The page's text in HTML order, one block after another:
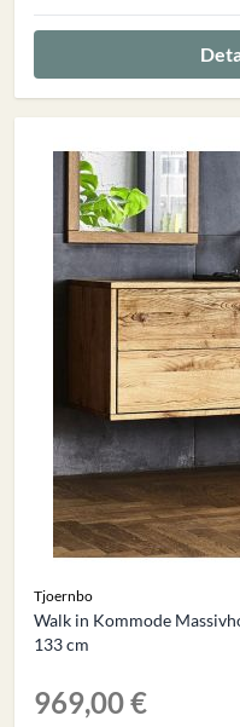
Tjoernbo
Walk in Kommode
133 cm
969,00 €